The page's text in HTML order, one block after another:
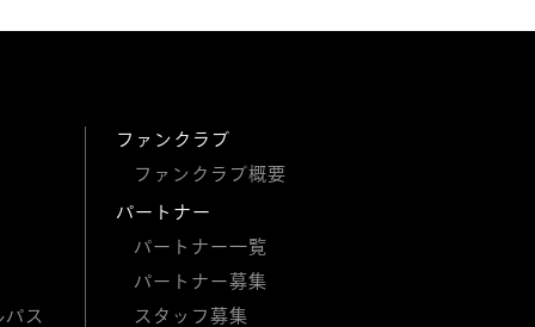
ス
ファンクラブ
ファンクラブ概要
パートナー
パートナー一覧
パートナー募集
スタッフ募集